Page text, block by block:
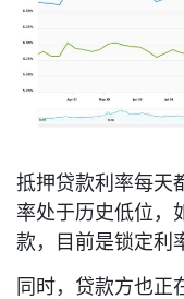
抵押贷款利率每天
率处于历史低位，
款，目前是锁定利
同时，贷款方也正